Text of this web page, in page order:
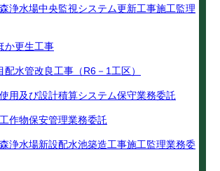
浄水場中央監視システム更新工事施工監理
か更生工事
配水管改良工事（R6－1工区）
用及び設計積算システム保守業務委託
作物保安管理業務委託
浄水場新設配水池築造工事施工監理業務委